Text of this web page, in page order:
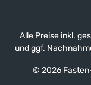
© 2026
Alle Preise inkl.
und ggf.